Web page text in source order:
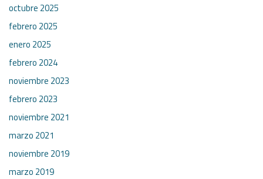
octubre 2025
febrero 2025
enero 2025
febrero 2024
noviembre 2023
febrero 2023
noviembre 2021
marzo 2021
noviembre 2019
marzo 2019